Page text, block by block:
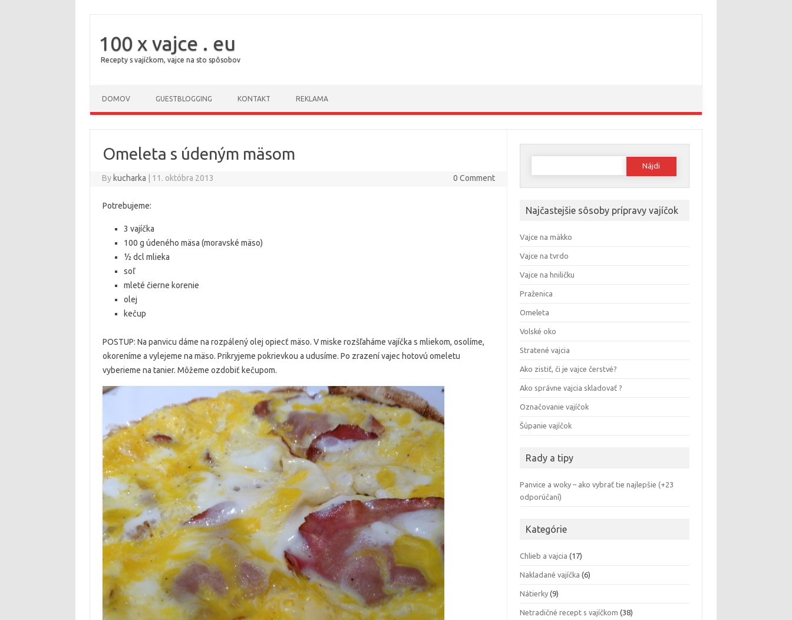
100 x vajce . eu
Recepty s vajíčkom, vajce na sto spôsobov
DOMOV GUESTBLOGGING KONTAKT REKLAMA
Omeleta s údeným mäsom
By kucharka 11. októbra 2013 0 Comment
Potrebujeme:
3 vajíčka
100 g údeného mäsa (moravské mäso)
½ dcl mlieka
soľ
mleté čierne korenie
olej
kečup
POSTUP: Na panvicu dáme na rozpálený olej opiecť mäso. V miske rozšľaháme vajíčka s mliekom, osolíme,
okoreníme a vylejeme na mäso. Prikryjeme pokrievkou a udusíme. Po zrazení vajec hotovú omeletu
vyberieme na tanier. Môžeme ozdobiť kečupom.
Hľadať:
Najčastejšie sôsoby prípravy vajíčok
Vajce na mäkko
Vajce na tvrdo
Vajce na hniličku
Praženica
Omeleta
Volské oko
Stratené vajcia
Ako zistiť, či je vajce čerstvé?
Ako správne vajcia skladovať ?
Označovanie vajíčok
Šúpanie vajíčok
Rady a tipy
Panvice a woky – ako vybrať tie najlepšie (+23
odporúčaní)
Kategórie
Chlieb a vajcia (17)
Nakladané vajíčka (6)
Nátierky (9)
Netradičné recept s vajíčkom (38)